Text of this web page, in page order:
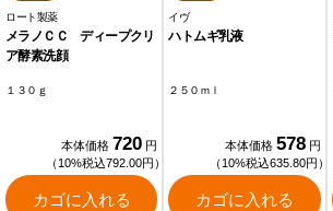
ロート製薬
メラノＣＣ ディープクリ
ア酵素洗顔
１３０ｇ
本体価格 720 円
（10%税込792.00円）
カゴに入れる
イヴ
ハトムギ乳液
２５０ｍｌ
本体価格 578 円
（10%税込635.80円）
カゴに入れる